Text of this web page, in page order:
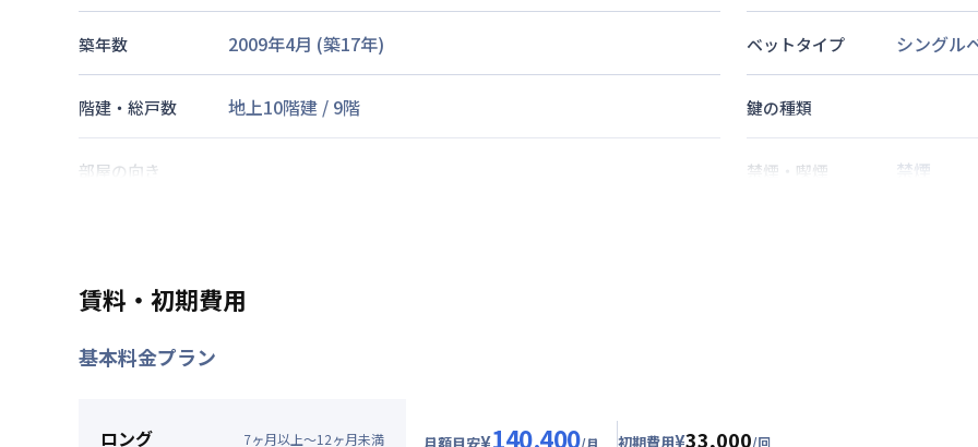
築年数 2009年4月 (築17年) ベットタイプ シングル
階建・総戸数 地上10階建 / 9階 鍵の種類
部屋の向き 禁煙・喫煙 禁煙
駐車場
賃料・初期費用
基本料金プラン
ロング 7ヶ月以上～12ヶ月未満 ¥140,400/月 初期費用¥33,000/回